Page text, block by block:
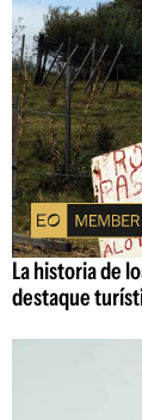
La historia de
destaque